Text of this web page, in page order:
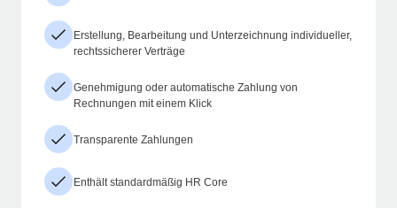
Erstellung, Bearbeitung und Unterzeichnung individueller,
rechtssicherer Verträge
Genehmigung oder automatische Zahlung von
Rechnungen mit einem Klick
Transparente Zahlungen
Enthält standardmäßig HR Core